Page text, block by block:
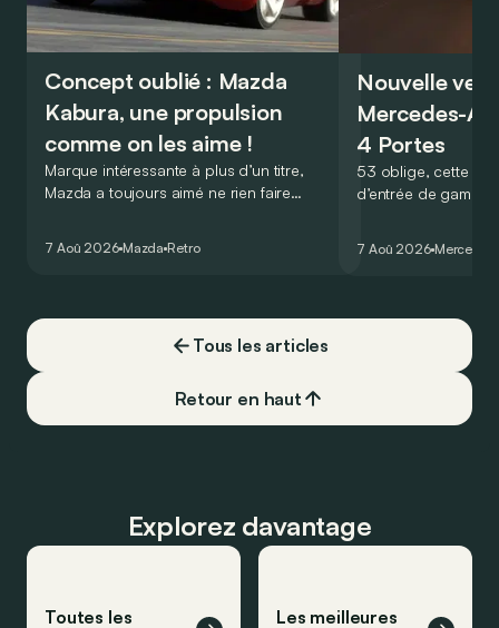
Concept oublié : Mazda
Kabura, une propulsion
comme on les aime !
Marque intéressante à plus d’un titre,
Mazda a toujours aimé ne rien faire
de la plus belle des manières…
7 Aoû 2026 Mazda Retro
Nouvelle
Mercedes-
4 Portes
53 oblige, cette
d’entrée de
moins…
7 Aoû 2026 Mercedes
Tous les articles
Retour en haut
Explorez davantage
Toutes les
Les meilleures